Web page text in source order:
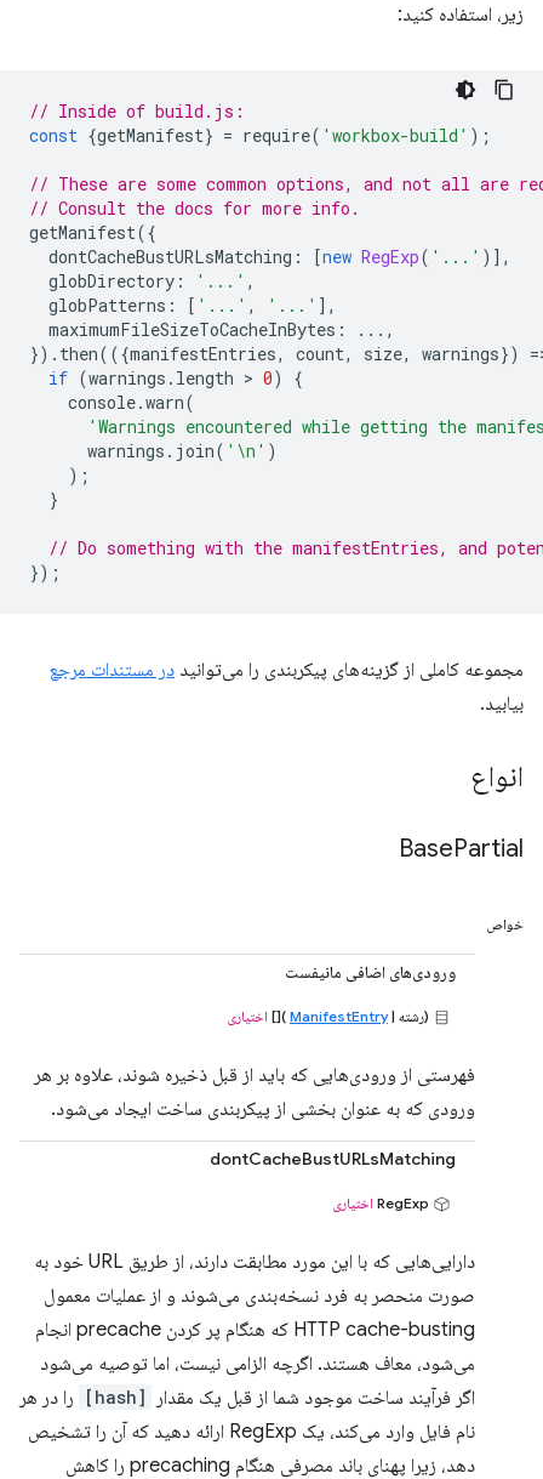
زیر، استفاده کنید:
// Inside of build.js:
const {getManifest} = require( 'workbox-build' );
// These are some common options, and not all are
// Consult the docs for more info.
getManifest({
dontCacheBustURLsMatching : [new RegExp( '...' )],
globDirectory : '...' ,
globPatterns : [ '...' , '...' ],
maximumFileSizeToCacheInBytes :
...,
}). then(({manifestEntries, count, size, warnings}) =
if (warnings . length > 0)
{
console.warn(
'Warnings encountered while getting the
warnings . join( '\n' )
);
}
// Do something with the manifestEntries, and
});
مجموعه کاملی از گزینه‌های پیکربندی را می‌توانید در مستندات مرجع
بیابید.
انواع
BasePartial
خواص
ورودی‌های اضافی مانیفست
(رشته |ManifestEntry
)[] اختیاری
فهرستی از ورودی‌هایی که باید از قبل ذخیره شوند، علاوه بر هر
ورودی که به عنوان بخشی از پیکربندی ساخت ایجاد می‌شود.
dontCacheBustURLsMatching
اختیاری
دارایی‌هایی که با این مورد مطابقت دارند، از طریق URL خود به
صورت منحصر به فرد نسخه‌بندی می‌شوند و از عملیات معمول
HTTP cache-busting که هنگام پر کردن precache انجام
می‌شود، معاف هستند. اگرچه الزامی نیست، اما توصیه می‌شود
اگر فرآیند ساخت موجود شما از قبل یک مقدار
[hash]
را در هر
نام فایل وارد می‌کند، یک RegExp ارائه دهید که آن را تشخیص
دهد، زیرا پهنای باند مصرفی هنگام precaching را کاهش